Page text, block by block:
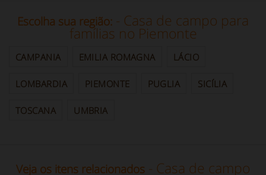
Escolha sua região: - Casa de campo para
famílias no Piemonte
CAMPANIA EMILIA ROMAGNA LÁCIO
LOMBARDIA PIEMONTE PUGLIA SICÍLIA
TOSCANA UMBRIA
Veja os itens relacionados - Casa de campo